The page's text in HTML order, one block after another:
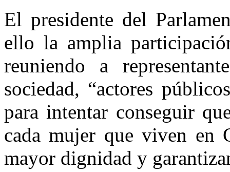
El presidente del
ello la amplia
reuniendo a
sociedad, “actores
para intentar conseguir
cada mujer que viven en
mayor dignidad y